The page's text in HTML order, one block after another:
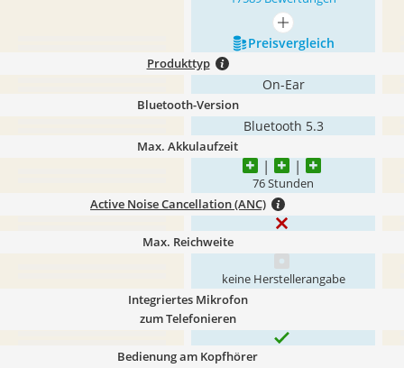
mehr anzeigen
Preis­vergleich
Produkttyp
On-Ear
Bluetooth-Version
Bluetooth 5.3
Max. Akkulaufzeit
76 Stunden
Active Noise Cancellation (ANC)
Max. Reichweite
keine Herstellerangabe
Integriertes Mikrofon
zum Telefonieren
Bedienung am Kopfhörer